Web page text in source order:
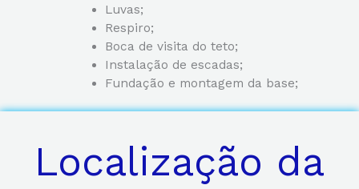
Luvas;
Respiro;
Boca de visita do teto;
Instalação de escadas;
Fundação e montagem da base;
Localização da